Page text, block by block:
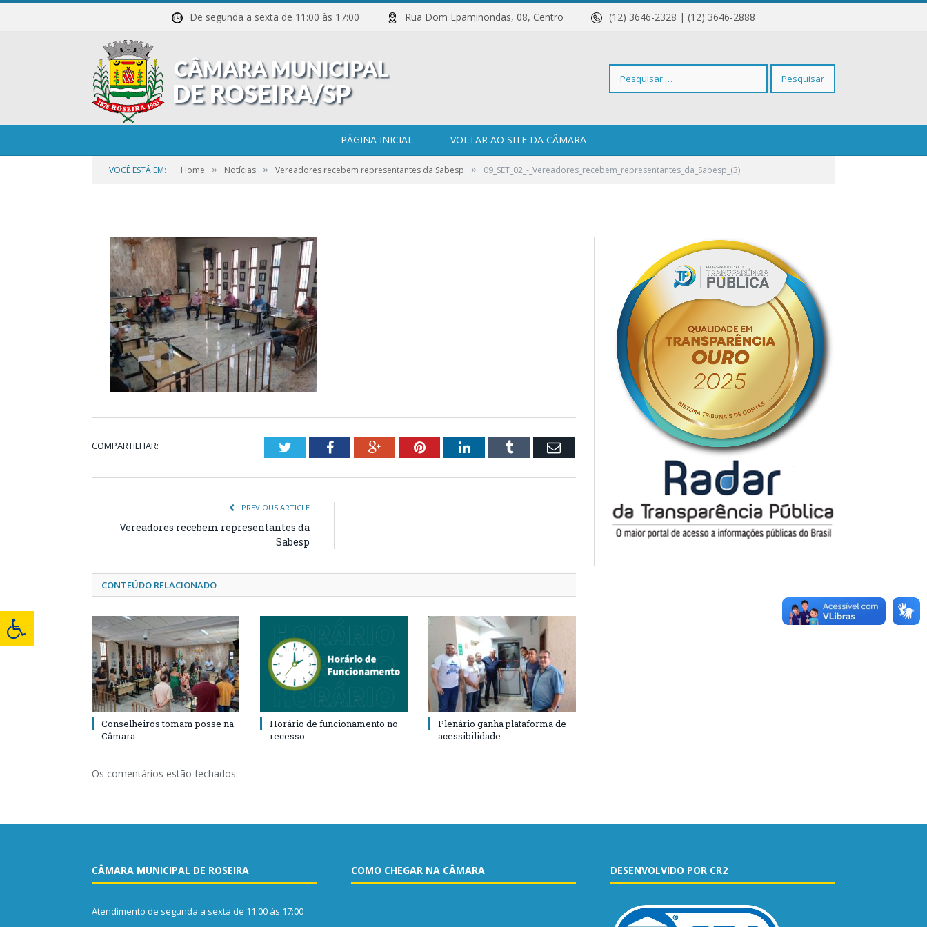
De segunda a sexta de 11:00 às 17:00 Rua Dom Epaminondas, 08, Centro (12) 3646-2328 | (12) 3646-2888
Pesquisar
por:
PÁGINA INICIAL VOLTAR AO SITE DA CÂMARA
VOCÊ ESTÁ EM: Home » Notícias » Vereadores recebem representantes da Sabesp » 09_SET_02_-_Vereadores_recebem_representantes_da_Sabesp_(3)
09_SET_02_-
_Vereadores_recebem_representantes_da_Sabesp_(3)
COMPARTILHAR: TwitterFacebookGoogle+PinterestLinkedInTumblr Email
PREVIOUS ARTICLE
Vereadores recebem representantes da
Sabesp
CONTEÚDO RELACIONADO
Conselheiros tomam posse na
Câmara
Horário de funcionamento no
recesso
Plenário ganha plataforma de
acessibilidade
Os comentários estão fechados.
CÂMARA MUNICIPAL DE ROSEIRA
Atendimento de segunda a sexta de 11:00 às 17:00
COMO CHEGAR NA CÂMARA DESENVOLVIDO POR CR2